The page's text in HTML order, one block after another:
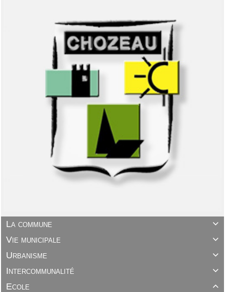

La commune

Vie municipale

Urbanisme

Intercommunalité

Ecole